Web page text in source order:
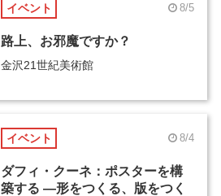
イベント 8/5
路上、お邪魔ですか？
金沢21世紀美術館
イベント 8/4
ダフィ・クーネ：ポスターを構
築する ―形をつくる、版をつく